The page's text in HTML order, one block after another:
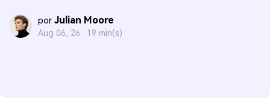
por Julian Moore
Aug 06, 26 · 19 min(s)